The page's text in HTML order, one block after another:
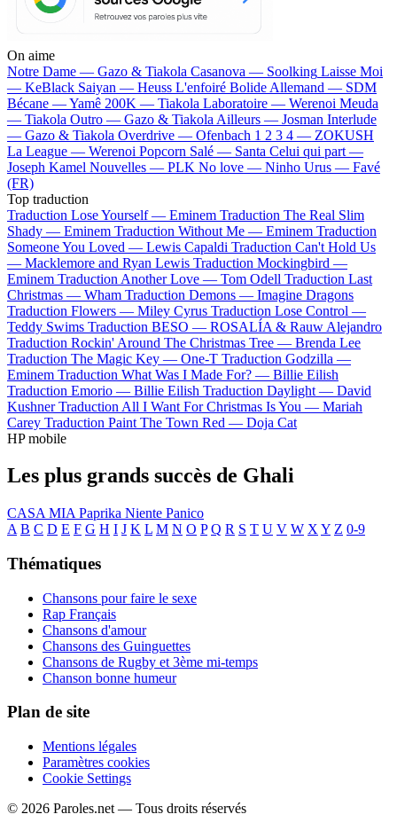
On aime
Notre Dame — Gazo & Tiakola Casanova — Soolking Laisse Moi
— KeBlack Saiyan — Heuss L'enfoiré Bolide Allemand — SDM
Bécane —Yamê 200K — Tiakola Laboratoire — Werenoi Meuda
— Tiakola Outro — Gazo & Tiakola Ailleurs — Josman Interlude
— Gazo & Tiakola Overdrive — Ofenbach 1 2 3 4 — ZOKUSH
La League — Werenoi Popcorn Salé — Santa Celui qui part —
Joseph Kamel Nouvelles — PLK No love — Ninho Urus — Favé
(FR)
Top traduction
Traduction Lose Yourself — Eminem Traduction The Real Slim
Shady — Eminem Traduction Without Me — Eminem Traduction
Someone You Loved — Lewis Capaldi Traduction Can't Hold Us
— Macklemore and Ryan Lewis Traduction Mockingbird —
Eminem Traduction Another Love — Tom Odell Traduction Last
Christmas — Wham Traduction Demons — Imagine Dragons
Traduction Flowers — Miley Cyrus Traduction Lose Control —
Teddy Swims Traduction BESO — ROSALÍA & Rauw Alejandro
Traduction Rockin' Around The Christmas Tree — Brenda Lee
Traduction The Magic Key — One-T Traduction Godzilla —
Eminem Traduction What Was I Made For? — Billie Eilish
Traduction Emorio — Billie Eilish Traduction Daylight — David
Kushner Traduction All I Want For Christmas Is You — Mariah
Carey Traduction Paint The Town Red — Doja Cat
HP mobile
Les plus grands succès de Ghali
CASA MIA Paprika Niente Panico
A B C D E F G H I J K L M N O P Q R S T U V W X Y Z 0-9
Thématiques
Chansons pour faire le sexe
Rap Français
Chansons d'amour
Chansons des Guinguettes
Chansons de Rugby et 3ème mi-temps
Chanson bonne humeur
Plan de site
Mentions légales
Paramètres cookies
Cookie Settings
© 2026 Paroles.net — Tous droits réservés